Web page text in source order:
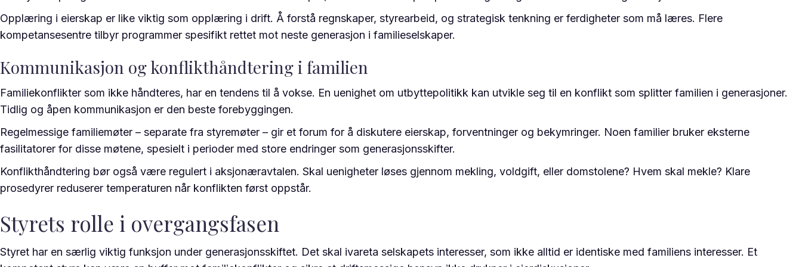
Opplæring i eierskap er like viktig som opplæring i drift. Å forstå regnskaper, styrearbeid, og strategisk tenkning er ferdigheter som må læres. Flere
kompetansesentre tilbyr programmer spesifikt rettet mot neste generasjon i familieselskaper.
Kommunikasjon og konflikthåndtering i familien
Familiekonflikter som ikke håndteres, har en tendens til å vokse. En uenighet om utbyttepolitikk kan utvikle seg til en konflikt som splitter familien i generasjoner.
Tidlig og åpen kommunikasjon er den beste forebyggingen.
Regelmessige familiemøter – separate fra styremøter – gir et forum for å diskutere eierskap, forventninger og bekymringer. Noen familier bruker eksterne
fasilitatorer for disse møtene, spesielt i perioder med store endringer som generasjonsskifter.
Konflikthåndtering bør også være regulert i aksjonæravtalen. Skal uenigheter løses gjennom mekling, voldgift, eller domstolene? Hvem skal mekle? Klare
prosedyrer reduserer temperaturen når konflikten først oppstår.
Styrets rolle i overgangsfasen
Styret har en særlig viktig funksjon under generasjonsskiftet. Det skal ivareta selskapets interesser, som ikke alltid er identiske med familiens interesser. Et